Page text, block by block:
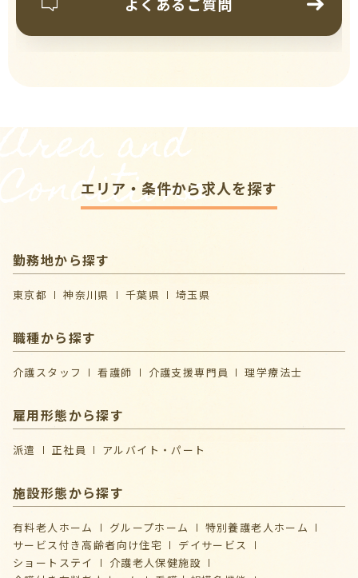
Area and
Conditions
エリア・条件から求人を探す
勤務地から探す
東京都 神奈川県 千葉県 埼玉県
職種から探す
介護スタッフ 看護師 介護支援専門員 理学療法士
雇用形態から探す
派遣 正社員 アルバイト・パート
施設形態から探す
有料老人ホーム グループホーム
特別養護老人ホーム
サービス付き高齢者向け住宅
デイサービス
ショートステイ
介護⽼⼈保健施設